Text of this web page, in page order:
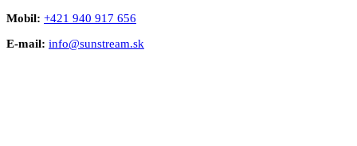
Mobil: +421 940 917 656
E-mail: info@sunstream.sk